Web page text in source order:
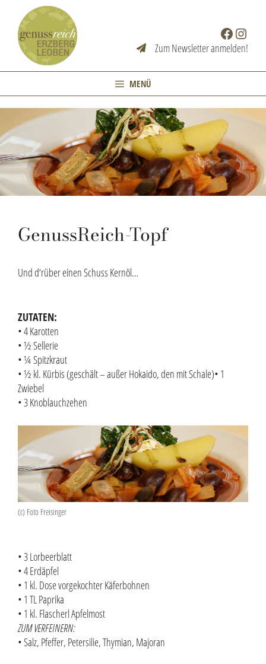
springen
Facebook
Zum Newsletter anmelden!
MENÜ
GenussReich-Topf
Und d‘rüber einen Schuss Kernöl…
ZUTATEN:
• 4 Karotten
• ½ Sellerie
• ¼ Spitzkraut
• ½ kl. Kürbis (geschält – außer Hokaido, den mit Schale)• 1
Zwiebel
• 3 Knoblauchzehen
(c) Foto Freisinger
• 3 Lorbeerblatt
• 4 Erdäpfel
• 1 kl. Dose vorgekochter Käferbohnen
• 1 TL Paprika
• 1 kl. Flascherl Apfelmost
ZUM VERFEINERN:
• Salz, Pfeffer, Petersilie, Thymian, Majoran